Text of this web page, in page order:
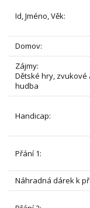
Dětské hry,
hudba